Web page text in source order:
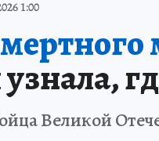
1:00
Великой